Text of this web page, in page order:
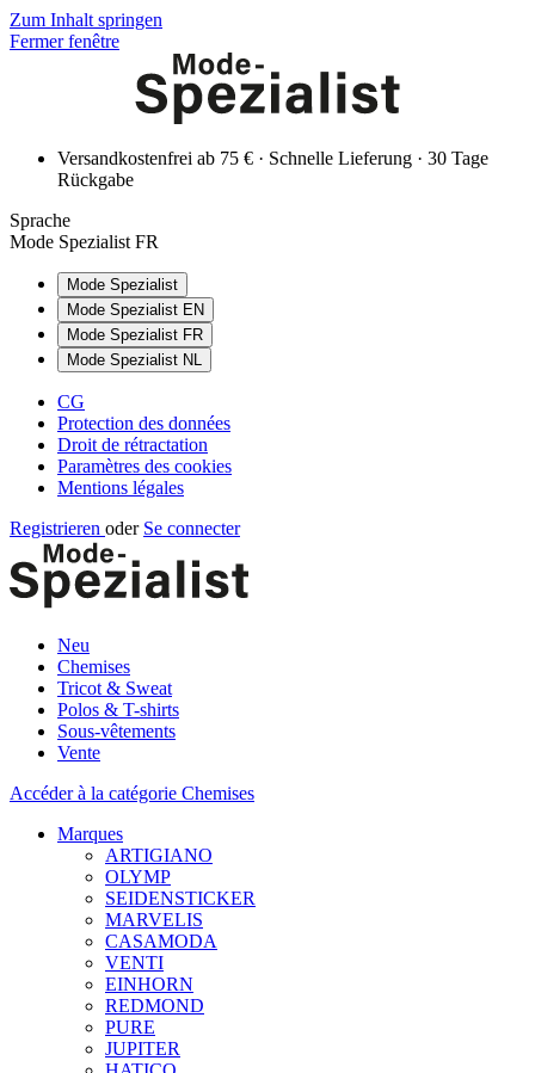
Zum Inhalt springen
Fermer fenêtre
Versandkostenfrei ab 75 € · Schnelle Lieferung · 30 Tage
Rückgabe
Sprache
Mode Spezialist FR
Mode Spezialist
Mode Spezialist EN
Mode Spezialist FR
Mode Spezialist NL
CG
Protection des données
Droit de rétractation
Paramètres des cookies
Mentions légales
Registrieren oder Se connecter
Neu
Chemises
Tricot & Sweat
Polos & T-shirts
Sous-vêtements
Vente
Accéder à la catégorie Chemises
Marques
ARTIGIANO
OLYMP
SEIDENSTICKER
MARVELIS
CASAMODA
VENTI
EINHORN
REDMOND
PURE
JUPITER